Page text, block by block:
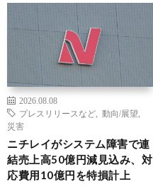
2026.08.08
プレスリリースなど
動向/展望
災害
ニチレイがシステム障害で連
結売上高50億円減見込み、対
応費用10億円を特損計上